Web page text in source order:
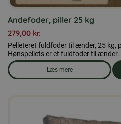
Andefoder, piller 25 kg
279,00 kr.
Pelleteret fuldfoder til ænder, 25 kg,
Hønspellets er et fuldfoder til ænder.
Læs mere
om produkten